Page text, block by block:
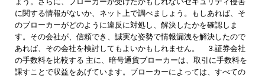
に関する情報がないか、ネット上で調べましょう。もしあれば、そ
のブローカーがどのように違反に対処し、解決したかを確認しま
す。その会社が、信頼でき、誠実な姿勢で情報漏洩を解決したので
あれば、その会社を検討してもよいかもしれません。 3.証券会社
の手数料を比較する 主に、暗号通貨ブローカーは、取引に手数料を
課すことで収益をあげています。ブローカーによっては、すべての